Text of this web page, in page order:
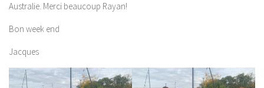
Australie. Merci beaucoup Rayan!
Bon week end
Jacques